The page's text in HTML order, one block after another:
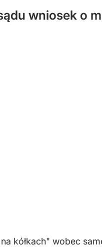
wniosek o
kółkach" wobec